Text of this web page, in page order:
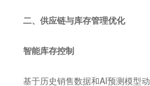
二、供应链与库存管理优化
‌智能库存控制‌
基于历史销售数据和AI预测模型动